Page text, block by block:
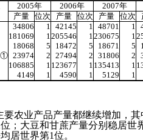
2005年 2006年 2007年
产量 位次 产量 位次 产量 位次
34806 1 42145 1 48701 1
181069 1 205546 1 230675 1
18068 5 18472 5 18671 5
① 23974 2 27494 2 31806 2
106885 1 123677 1 135413 1
4149 1 4590 1 5129
1
农业产品产量都继续增加，
位；大豆和甘蔗产量分别稳居世
居世界第1位。